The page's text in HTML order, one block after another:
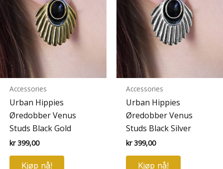
Accessories
Urban Hippies
Øredobber Venus
Studs Black Gold
kr399,00
Kjøp nå!
Accessories
Urban Hippies
Øredobber Venus
Studs Black Silver
kr399,00
Kjøp nå!